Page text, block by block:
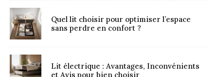
Quel lit choisir pour optimiser l’espace
sans perdre en confort ?
Lit électrique : Avantages, Inconvénients
et Avis pour bien choisir